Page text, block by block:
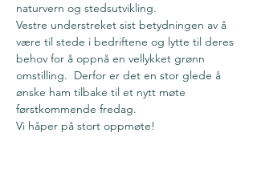
naturvern og stedsutvikling.
Vestre understreket sist betydningen av å
være til stede i bedriftene og lytte til deres
behov for å oppnå en vellykket grønn
omstilling.  Derfor er det en stor glede å
ønske ham tilbake til et nytt møte
førstkommende fredag.
Vi håper på stort oppmøte!